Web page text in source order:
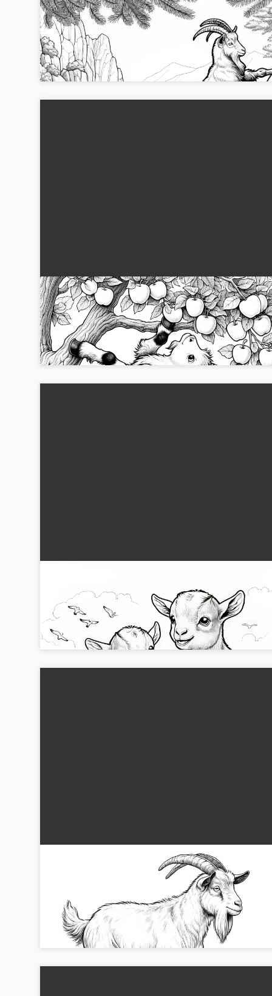
En ged klatrer op ad stejle klipper:
til download (Gratis)
Oplev gedden med vores gratis farvelægningsark!
det nu og opdage glæden ved at farvelægge....
Gedder springer op i æbletræet for at spise
æble: Gratis malebillede
Opdag det smukke malebilde med en ged, der hopper i et
æbletræ. Download det gratis nu!...
Detaljeret malebog (Gratis)
De de søde geder glæder sig over engen. Download gratis
og farvelæg!...
Gedebet på træstamme: Malebillede til print
Oplev glæden ved dit farvelægningsbillede af en ged på et
træstamme. Download det gratis og prøv det med det
samme!...